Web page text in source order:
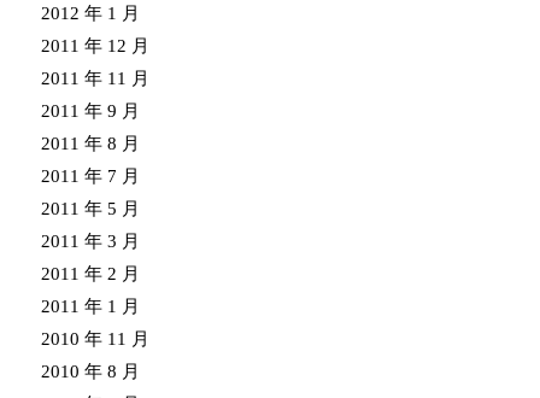
2012 年 1 月
2011 年 12 月
2011 年 11 月
2011 年 9 月
2011 年 8 月
2011 年 7 月
2011 年 5 月
2011 年 3 月
2011 年 2 月
2011 年 1 月
2010 年 11 月
2010 年 8 月